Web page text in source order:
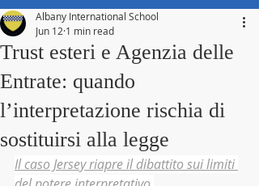
Trust esteri e Agenzia delle
Entrate: quando
l’interpretazione rischia di
sostituirsi alla legge
Albany International School
Jun 12 1 min read
Il caso Jersey riapre il dibattito sui limiti